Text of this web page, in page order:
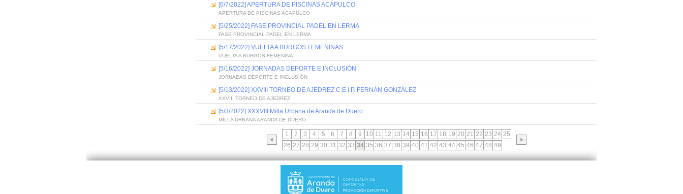
[6/7/2022] APERTURA DE PISCINAS ACAPULCO
APERTURA DE PISCINAS ACAPULCO
[5/25/2022] FASE PROVINCIAL PADEL EN LERMA
FASE PROVINCIAL PADEL EN LERMA
[5/17/2022] VUELTA A BURGOS FEMENINAS
VUELTA A BURGOS FEMENINA
[5/16/2022] JORNADAS DEPORTE E INCLUSIÓN
JORNADAS DEPORTE E INCLUSIÓN
[5/13/2022] XXVIII TORNEO DE AJEDREZ C.E.I.P. FERNÁN GONZÁLEZ
XXVIII TORNEO DE AJEDREZ
[5/3/2022] XXXVIII Milla Urbana de Aranda de Duero
MILLA URBANA ARANDA DE DUERO
1 2 3 4 5 6 7 8 9 10 11 12 13 14 15 16 17 18 19 20 21 22 23 24 25
26 27 28 29 30 31 32 33 34 35 36 37 38 39 40 41 42 43 44 45 46 47 48 49